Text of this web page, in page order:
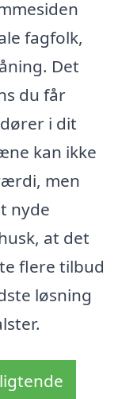
fagfolk,
Det
du får
i dit
kan ikke
men
nyde
at det
flere tilbud
løsning